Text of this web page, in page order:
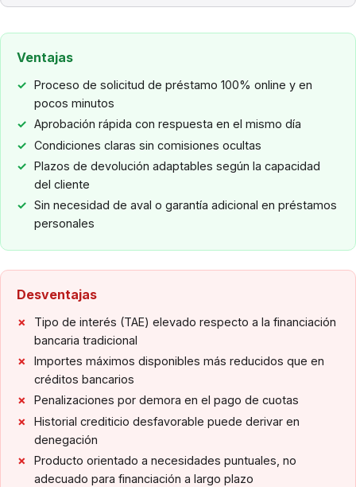
Ventajas
Proceso de solicitud de préstamo 100% online y en
pocos minutos
Aprobación rápida con respuesta en el mismo día
Condiciones claras sin comisiones ocultas
Plazos de devolución adaptables según la capacidad
del cliente
Sin necesidad de aval o garantía adicional en préstamos
personales
Desventajas
Tipo de interés (TAE) elevado respecto a la financiación
bancaria tradicional
Importes máximos disponibles más reducidos que en
créditos bancarios
Penalizaciones por demora en el pago de cuotas
Historial crediticio desfavorable puede derivar en
denegación
Producto orientado a necesidades puntuales, no
adecuado para financiación a largo plazo